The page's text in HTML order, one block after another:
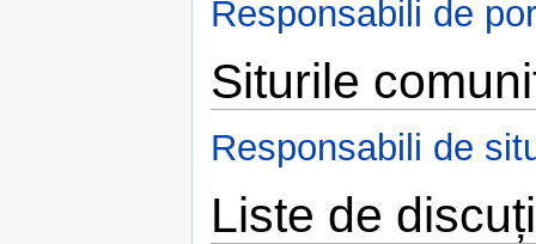
Responsabili de
Siturile
Responsabili de
Liste de